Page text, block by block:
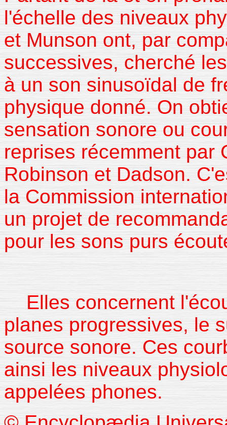
l'échelle des niveaux
et Munson ont, par
successives, cherché
à un son sinusoïdal de
physique donné. On
sensation sonore ou
reprises récemment par
Robinson et Dadson.
la Commission
un projet de
pour les sons purs
Elles concernent
planes progressives, le
source sonore. Ces
ainsi les niveaux
appelées phones.